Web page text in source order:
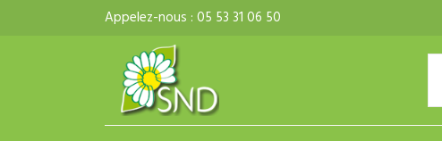
Appelez-nous : 05 53 31 06 50